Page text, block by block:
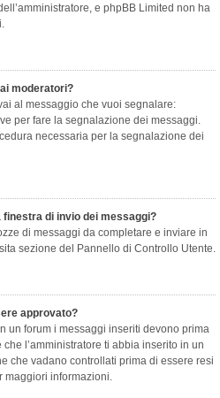
e phpBB Limited non ha
moderatori?
al messaggio che vuoi segnalare:
per fare la segnalazione dei messaggi.
necessaria per la segnalazione dei
finestra di invio dei messaggi?
di messaggi da completare e inviare in
sezione del Pannello di Controllo Utente.
approvato?
un forum i messaggi inseriti devono prima
l’amministratore ti abbia inserito in un
che vadano controllati prima di essere resi
maggiori informazioni.